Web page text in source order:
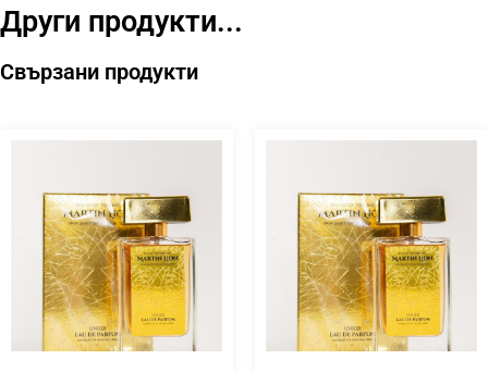
Други продукти...
Свързани продукти